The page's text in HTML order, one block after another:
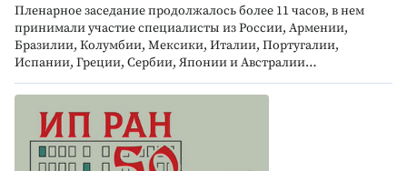
Пленарное заседание продолжалось более 11 часов, в нем
принимали участие специалисты из России, Армении,
Бразилии, Колумбии, Мексики, Италии, Португалии,
Испании, Греции, Сербии, Японии и Австралии…